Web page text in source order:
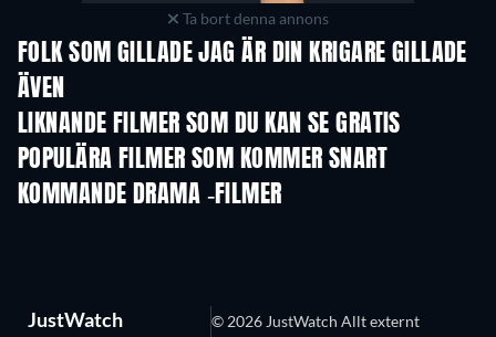
Ta bort denna annons
FOLK SOM GILLADE JAG ÄR DIN KRIGARE GILLADE
ÄVEN
LIKNANDE FILMER SOM DU KAN SE GRATIS
POPULÄRA FILMER SOM KOMMER SNART
KOMMANDE DRAMA -FILMER
JustWatch
© 2026 JustWatch Allt externt